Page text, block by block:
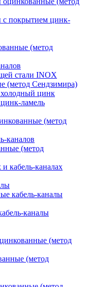
с покрытием цинк-
(метод
стали INOX
(метод Сендзимира)
цинк
ламель
(метод
каналов
(метод
кабель-каналах
кабель-каналы
каналы
(метод
(метод